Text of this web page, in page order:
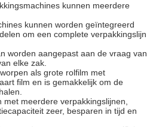
kunnen meerdere
kunnen worden geïntegreerd
om een complete verpakkingslijn
worden aangepast aan de vraag van
elke zak.
als grote rolfilm met
film en is gemakkelijk om de
meerdere verpakkingslijnen,
zeer, besparen in tijd en